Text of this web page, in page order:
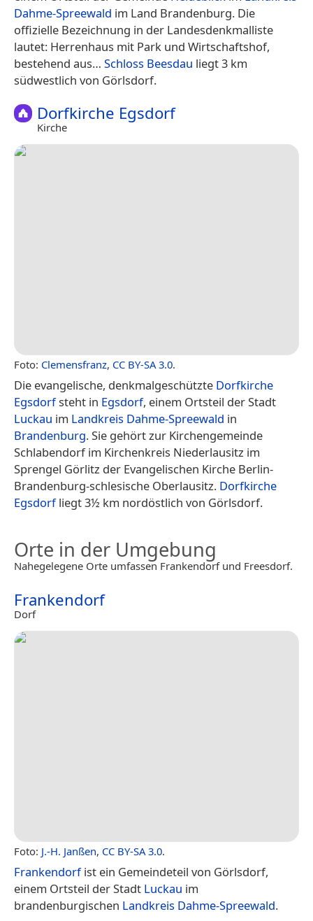
Dahme-Spreewald im Land Brandenburg. Die
offizielle Bezeichnung in der Landesdenkmalliste
lautet: Herrenhaus mit Park und Wirtschaftshof,
bestehend aus… Schloss Beesdau liegt 3 km
südwestlich von Görlsdorf.
Dorfkirche Egsdorf
Kirche
Foto: Clemensfranz, CC BY-SA 3.0.
Die evangelische, denkmalgeschützte Dorfkirche
Egsdorfsteht in Egsdorf, einem Ortsteil der Stadt
Luckau im Landkreis Dahme-Spreewald in
Brandenburg. Sie gehört zur Kirchengemeinde
Schlabendorf im Kirchenkreis Niederlausitz im
Sprengel Görlitz der Evangelischen Kirche Berlin-
Brandenburg-schlesische Oberlausitz. Dorfkirche
Egsdorfliegt 3½ km nordöstlich von Görlsdorf.
Orte in der Umgebung
Nahegelegene Orte umfassen Frankendorf und Freesdorf.
Frankendorf
Dorf
Foto: J.-H. Janßen, CC BY-SA 3.0.
Frankendorfist ein Gemeindeteil von Görlsdorf,
einem Ortsteil der Stadt Luckau im
brandenburgischen Landkreis Dahme-Spreewald.